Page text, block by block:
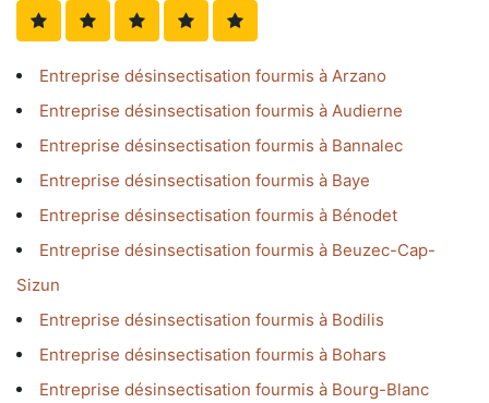
Entreprise désinsectisation fourmis à Arzano
Entreprise désinsectisation fourmis à Audierne
Entreprise désinsectisation fourmis à Bannalec
Entreprise désinsectisation fourmis à Baye
Entreprise désinsectisation fourmis à Bénodet
Entreprise désinsectisation fourmis à Beuzec-Cap-
Sizun
Entreprise désinsectisation fourmis à Bodilis
Entreprise désinsectisation fourmis à Bohars
Entreprise désinsectisation fourmis à Bourg-Blanc